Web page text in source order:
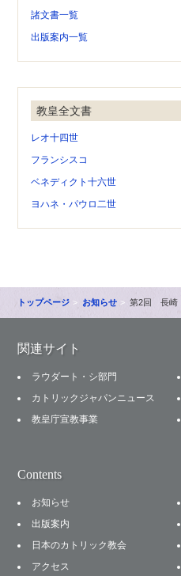
諸文書一覧
出版案内一覧
教皇全文書
レオ十四世
フランシスコ
ベネディクト十六世
ヨハネ・パウロ二世
トップページ お知らせ 第2回 長崎
関連サイト
ラウダート・シ部門
カトリックジャパンニュース
教皇庁宣教事業
Contents
お知らせ
出版案内
日本のカトリック教会
アクセス